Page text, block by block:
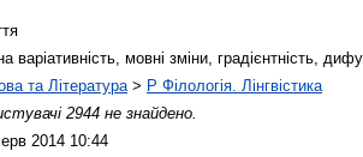
варіативність, мовні зміни, градієнтність,
та Література > P Філологія. Лінгвістика
2944 не знайдено.
2014 10:44